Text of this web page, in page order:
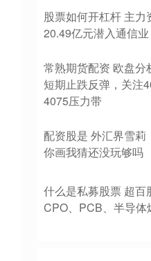
股票如何开杠杆 主力
20.49亿元潜入通信业
常熟期货配资 欧盘分
短期止跌反弹，关注
4075压力带
配资股是 外汇界雪莉
你画我猜还没玩够吗
什么是私募股票 超百
CPO、PCB、半导体